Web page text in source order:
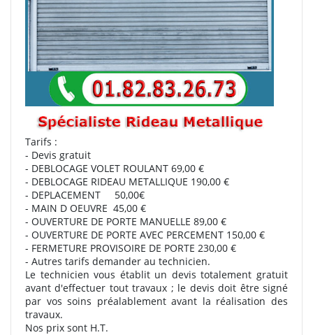
Tarifs :
- Devis gratuit
- DEBLOCAGE VOLET ROULANT 69,00 €
- DEBLOCAGE RIDEAU METALLIQUE 190,00 €
- DEPLACEMENT 50,00€
- MAIN D OEUVRE 45,00 €
- OUVERTURE DE PORTE MANUELLE 89,00 €
- OUVERTURE DE PORTE AVEC PERCEMENT 150,00 €
- FERMETURE PROVISOIRE DE PORTE 230,00 €
- Autres tarifs demander au technicien.
Le technicien vous établit un devis totalement gratuit
avant d'effectuer tout travaux ; le devis doit être signé
par vos soins préalablement avant la réalisation des
travaux.
Nos prix sont H.T.